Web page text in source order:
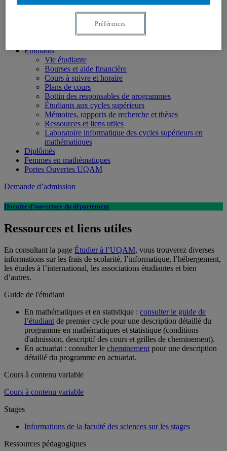
Étudier en mathématiques
Bourses et aide financière
Calendrier universitaire
Étudiants
Vie étudiante
Bourses et aide financière
Cours à suivre et horaire
Plans de cours
Bottin des responsables de programmes
Étudiants aux cycles supérieurs
Mémoires, rapports de recherche et thèses
Ressources et liens utiles
Laboratoire informatique des cycles supérieurs en
mathématiques
Diplômés
Femmes en mathématiques
Portes Ouvertes UQAM
Demande d’admission
Horaire d’ouverture du département
Ressources et liens utiles
En consultant la page Étudier à l’UQAM, vous trouverez diverses
informations sur les frais de scolarité, l’informatique, l’hébergement,
les études à l’international, les associations étudiantes et bien
d’autres.
Guide de l'étudiant
En mathématiques et en statistique : consulter le guide de
l’étudiant de premier cycle pour une description détaillé du
programme en mathématiques et statistique (conditions
d'admission, descriptif des cours et grilles de cheminement).
En actuariat : consulter le cheminement pour une description
détaillé du programme en actuariat.
Cours à contenu variable
Cours à contenu variable
Stages
Informations de la faculté des sciences sur les stages
Ressources pédagogiques
Préférences